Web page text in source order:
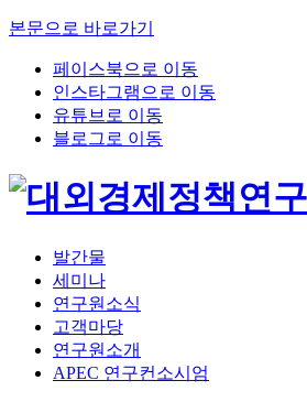
본문으로 바로가기
페이스북으로 이동
인스타그램으로 이동
유튜브로 이동
블로그로 이동
발간물
세미나
연구원소식
고객마당
연구원소개
APEC 연구컨소시엄